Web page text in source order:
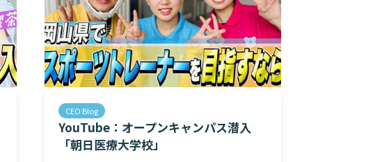
CEO Blog
YouTube：オープンキャンパス潜入
「朝日医療大学校」